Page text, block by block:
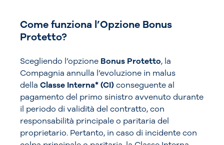
Come funziona l’Opzione Bonus
Protetto?
Scegliendo l’opzione Bonus Protetto, la
Compagnia annulla l’evoluzione in malus
della Classe Interna* (CI)conseguente al
pagamento del primo sinistro avvenuto durante
il periodo di validità del contratto, con
responsabilità principale o paritaria del
proprietario. Pertanto, in caso di incidente con